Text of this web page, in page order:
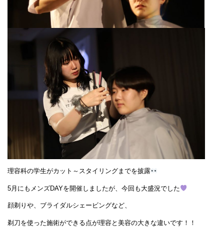
理容科の学生がカット～スタイリングまでを披露
5月にもメンズDAYを開催しましたが、今回も大盛況でした
顔剃りや、ブライダルシェービングなど、
剃刀を使った施術ができる点が理容と美容の大きな違いです！！